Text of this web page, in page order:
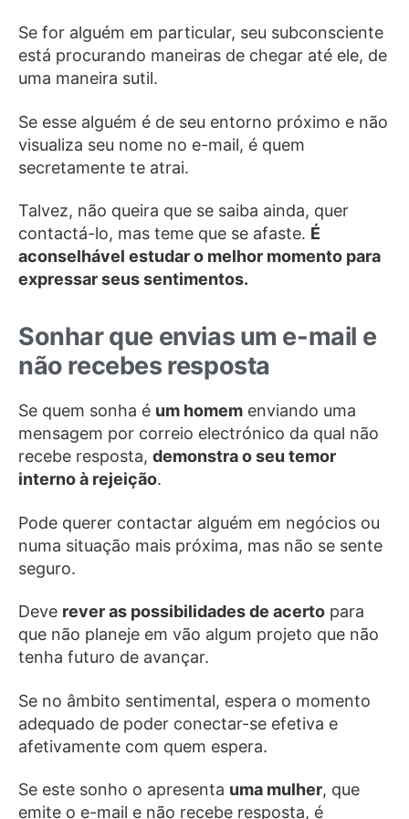
Se for alguém em particular, seu subconsciente
está procurando maneiras de chegar até ele, de
uma maneira sutil.
Se esse alguém é de seu entorno próximo e não
visualiza seu nome no e-mail, é quem
secretamente te atrai.
Talvez, não queira que se saiba ainda, quer
contactá-lo, mas teme que se afaste. É
aconselhável estudar o melhor momento para
expressar seus sentimentos.
Sonhar que envias um e-mail e
não recebes resposta
Se quem sonha é um homem enviando uma
mensagem por correio electrónico da qual não
recebe resposta, demonstra o seu temor
interno à rejeição.
Pode querer contactar alguém em negócios ou
numa situação mais próxima, mas não se sente
seguro.
Deve rever as possibilidades de acerto para
que não planeje em vão algum projeto que não
tenha futuro de avançar.
Se no âmbito sentimental, espera o momento
adequado de poder conectar-se efetiva e
afetivamente com quem espera.
Se este sonho o apresenta uma mulher, que
emite o e-mail e não recebe resposta, é